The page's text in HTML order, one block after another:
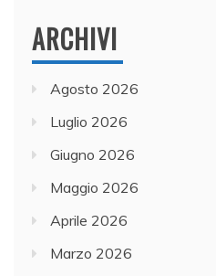
ARCHIVI
Agosto 2026
Luglio 2026
Giugno 2026
Maggio 2026
Aprile 2026
Marzo 2026